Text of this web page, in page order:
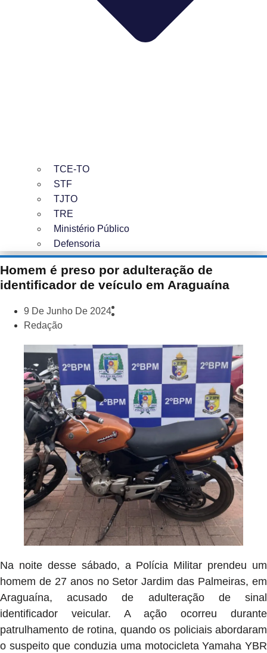
TCE-TO
STF
TJTO
TRE
Ministério Público
Defensoria
Homem é preso por adulteração de
identificador de veículo em Araguaína
9 De Junho De 2024
Redação
Na noite desse sábado, a Polícia Militar prendeu um
homem de 27 anos no Setor Jardim das Palmeiras, em
Araguaína, acusado de adulteração de sinal
identificador veicular. A ação ocorreu durante
patrulhamento de rotina, quando os policiais abordaram
o suspeito que conduzia uma motocicleta Yamaha YBR